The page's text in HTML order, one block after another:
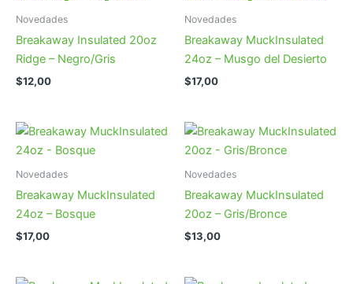
Novedades
Breakaway Insulated 20oz
Ridge – Negro/Gris
$12,00
Novedades
Breakaway MuckInsulated
24oz – Musgo del Desierto
$17,00
Novedades
Breakaway MuckInsulated
24oz – Bosque
$17,00
Novedades
Breakaway MuckInsulated
20oz – Gris/Bronce
$13,00